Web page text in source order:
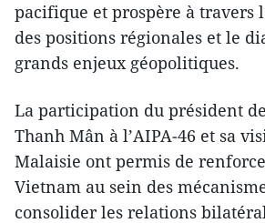
pacifique et prospère à travers
des positions régionales et le
grands enjeux géopolitiques.
La participation du président
Thanh Mân à l’AIPA‑46 et sa
Malaisie ont permis de
Vietnam au sein des
consolider les relations